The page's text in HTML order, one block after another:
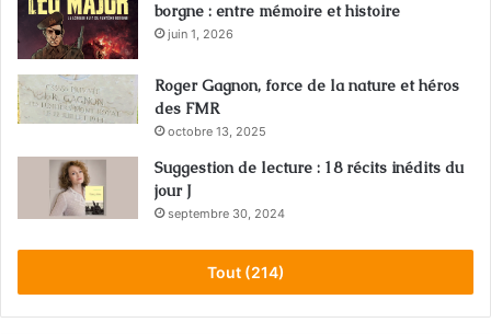
borgne : entre mémoire et histoire
juin 1, 2026
Roger Gagnon, force de la nature et héros
des FMR
octobre 13, 2025
Suggestion de lecture : 18 récits inédits du
jour J
septembre 30, 2024
Tout (214)